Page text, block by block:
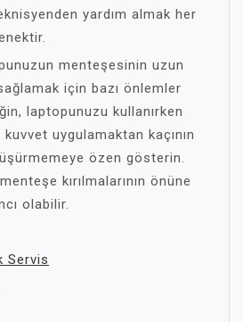
yardım almak her
menteşesinin uzun
için bazı önlemler
laptopunuzu kullanırken
uygulamaktan kaçının
özen gösterin.
kırılmalarının önüne
olabilir.
Servis